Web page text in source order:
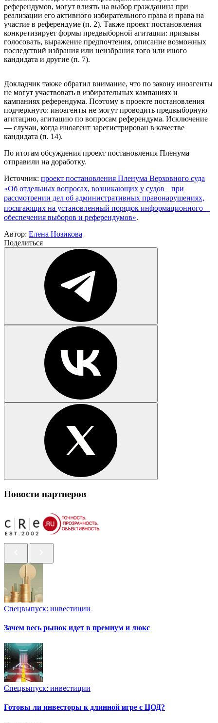
референдумов, могут влиять на выбор гражданина при
реализации его активного избирательного права и права на
участие в референдуме (п. 2). Также проект постановления
конкретизирует формы предвыборной агитации: призывы
голосовать, выражение предпочтения, описание возможных
последствий избрания или неизбрания того или иного
кандидата и другие (п. 7).
Докладчик также обратил внимание, что по закону иноагенты
не могут участвовать в избирательных кампаниях и
кампаниях референдума. Поэтому в проекте постановления
подчеркнуто: иноагенты не могут проводить предвыборную
агитацию, агитацию по вопросам референдума. Исключение
— случаи, когда иноагент зарегистрирован в качестве
кандидата (п. 14).
По итогам обсуждения проект постановления Пленума
отправили на доработку.
Источник: проект постановления Пленума Верховного суда
«Об отдельных вопросах, возникающих у судов при
рассмотрении дел об административных правонарушениях,
посягающих на установленный порядок информационного
обеспечения выборов и референдумов».
Автор: Елена Нозикова
Поделиться
Новости партнеров
Спецвыпуск: инвестиции
Зачем весь рынок идет в премиум и люкс
Спецвыпуск: инвестиции
Готовы ли инвесторы к длинной игре с ЦОД?